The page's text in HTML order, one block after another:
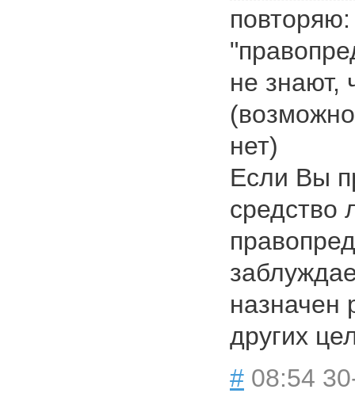
не знают,
нет)
Если Вы
средство
назначен
других
# 08:54